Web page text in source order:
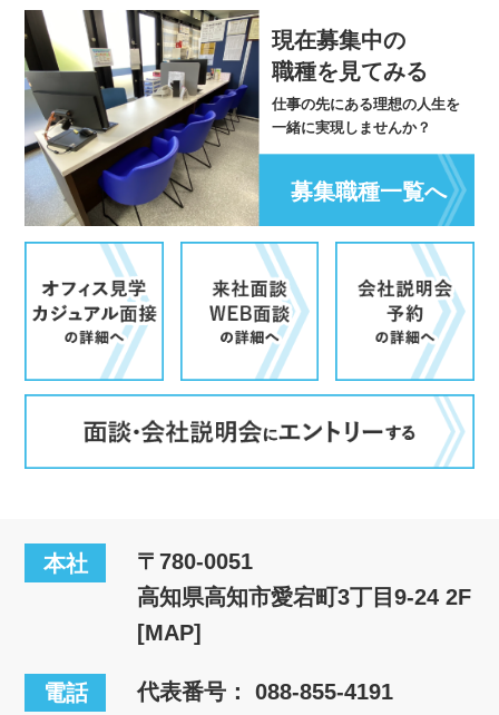
現在募集中の
職種を見てみる
仕事の先にある理想の人生を
一緒に実現しませんか？
募集職種一覧へ
本社
〒780-0051
高知県高知市愛宕町3丁目9-24 2F
[MAP]
電話 代表番号：088-855-4191